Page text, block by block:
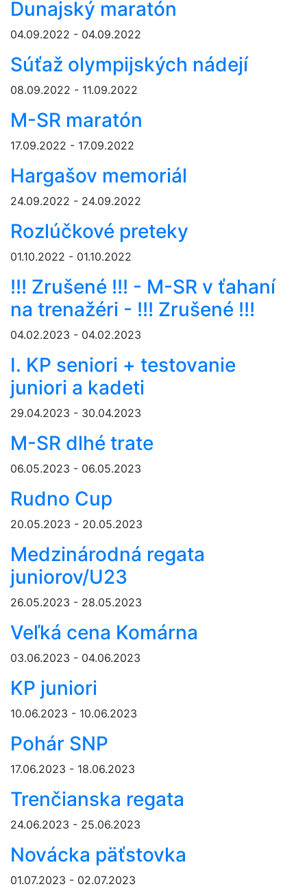
Dunajský maratón
04.09.2022 - 04.09.2022
Súťaž olympijských nádejí
08.09.2022 - 11.09.2022
M-SR maratón
17.09.2022 - 17.09.2022
Hargašov memoriál
24.09.2022 - 24.09.2022
Rozlúčkové preteky
01.10.2022 - 01.10.2022
!!! Zrušené !!! - M-SR v ťahaní
na trenažéri - !!! Zrušené !!!
04.02.2023 - 04.02.2023
I. KP seniori + testovanie
juniori a kadeti
29.04.2023 - 30.04.2023
M-SR dlhé trate
06.05.2023 - 06.05.2023
Rudno Cup
20.05.2023 - 20.05.2023
Medzinárodná regata
juniorov/U23
26.05.2023 - 28.05.2023
Veľká cena Komárna
03.06.2023 - 04.06.2023
KP juniori
10.06.2023 - 10.06.2023
Pohár SNP
17.06.2023 - 18.06.2023
Trenčianska regata
24.06.2023 - 25.06.2023
Novácka päťstovka
01.07.2023 - 02.07.2023